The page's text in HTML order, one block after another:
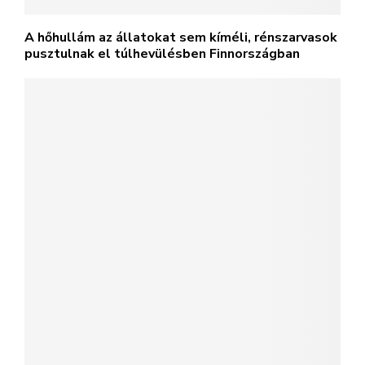
A hőhullám az állatokat sem kíméli, rénszarvasok
pusztulnak el túlhevülésben Finnországban